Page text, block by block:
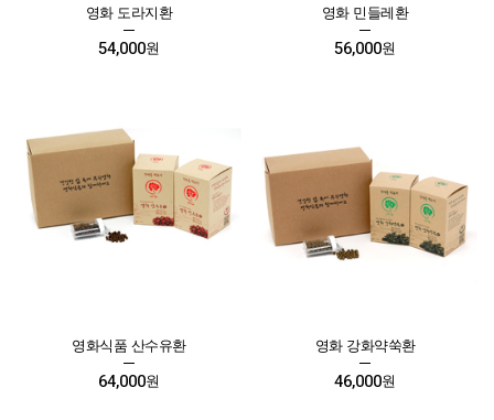
영화 도라지환
54,000원
영화 민들레환
56,000원
영화식품 산수유환
64,000원
영화 강화약쑥환
46,000원